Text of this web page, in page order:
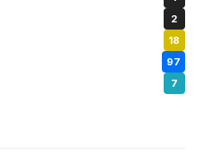
2
18
97
7